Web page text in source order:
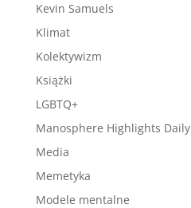
Kevin Samuels
Klimat
Kolektywizm
Książki
LGBTQ+
Manosphere Highlights Daily
Media
Memetyka
Modele mentalne